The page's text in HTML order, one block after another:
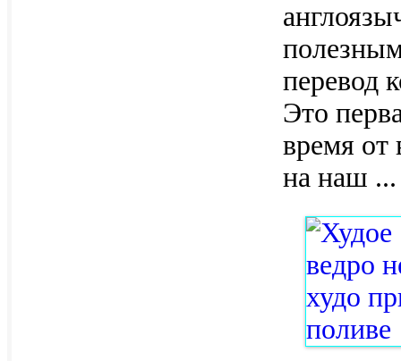
перевод
Это
время от
на наш ...